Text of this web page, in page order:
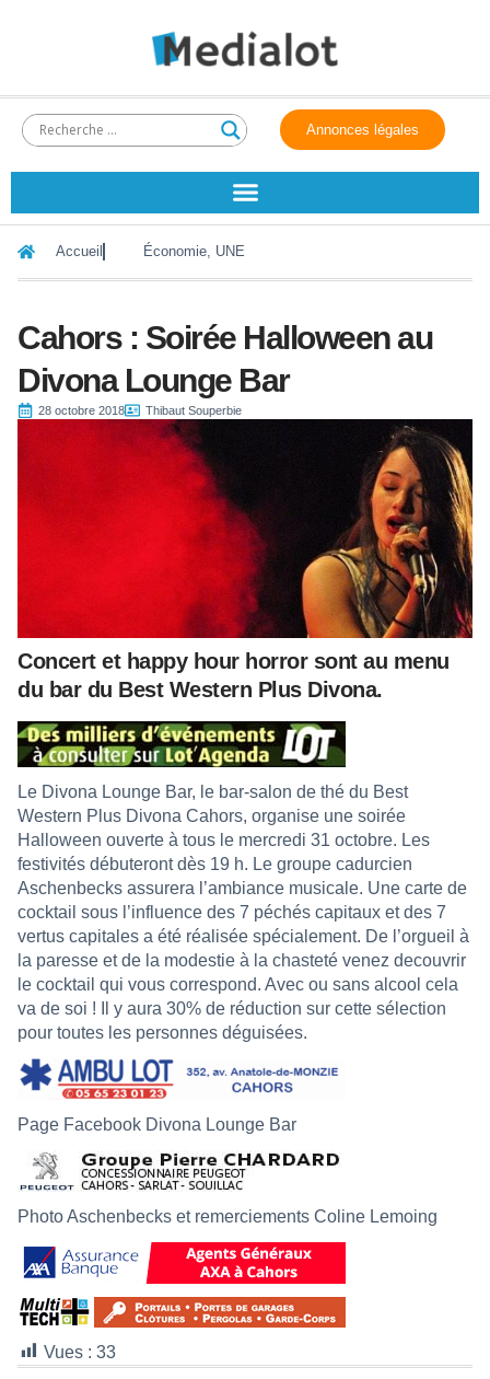
Annonces légales
Accueil Économie, UNE
Cahors : Soirée Halloween au
Divona Lounge Bar
28 octobre 2018 Thibaut Souperbie
Concert et happy hour horror sont au menu
du bar du Best Western Plus Divona.
Le Divona Lounge Bar, le bar-salon de thé du Best
Western Plus Divona Cahors, organise une soirée
Halloween ouverte à tous le mercredi 31 octobre. Les
festivités débuteront dès 19 h. Le groupe cadurcien
Aschenbecks assurera l’ambiance musicale. Une carte de
cocktail sous l’influence des 7 péchés capitaux et des 7
vertus capitales a été réalisée spécialement. De l’orgueil à
la paresse et de la modestie à la chasteté venez decouvrir
le cocktail qui vous correspond. Avec ou sans alcool cela
va de soi ! Il y aura 30% de réduction sur cette sélection
pour toutes les personnes déguisées.
Page Facebook Divona Lounge Bar
Photo Aschenbecks et remerciements Coline Lemoing
Vues : 33